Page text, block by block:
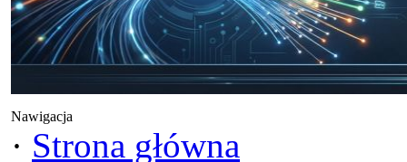
Nawigacja
· Strona główna